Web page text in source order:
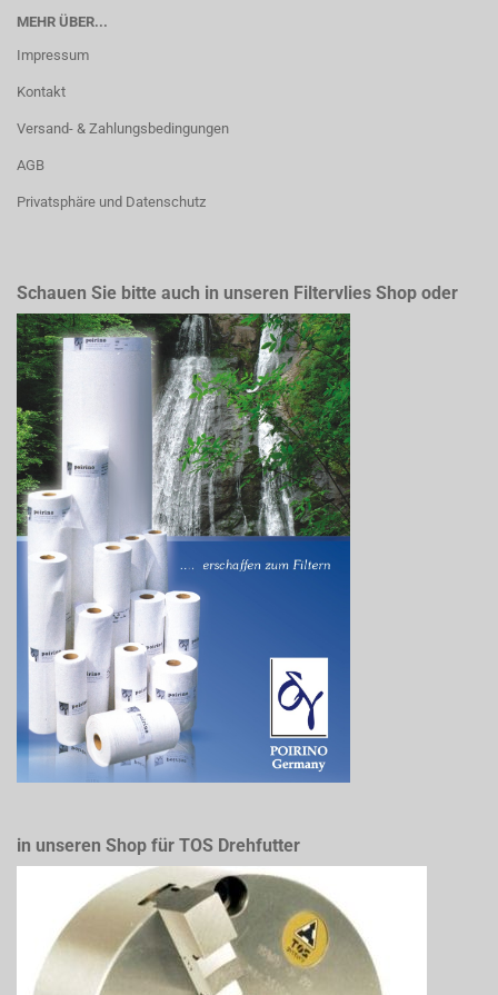
MEHR ÜBER...
Impressum
Kontakt
Versand- & Zahlungsbedingungen
AGB
Privatsphäre und Datenschutz
Schauen Sie bitte auch in unseren Filtervlies Shop oder
in unseren Shop für TOS Drehfutter